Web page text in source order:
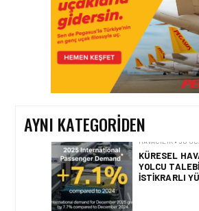
AYNI KATEGORIDEN
GÜNCEL
SINGAPORE
WINGIE
YENI DAĞITIM
(NDC)
HAVACILIK • 30
KÜRESEL
YOLCU
İSTIKRARLI